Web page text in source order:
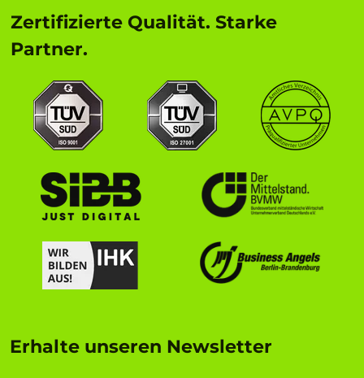
Zertifizierte Qualität. Starke
Partner.
Erhalte unseren Newsletter